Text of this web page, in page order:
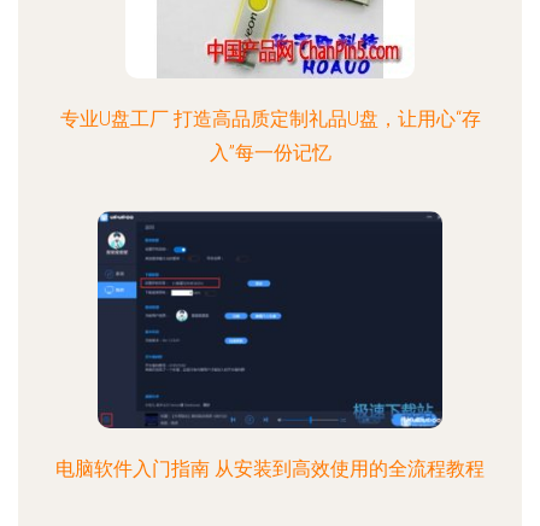
专业U盘工厂 打造高品质定制礼品U盘，让用心“存
入”每一份记忆
电脑软件入门指南 从安装到高效使用的全流程教程